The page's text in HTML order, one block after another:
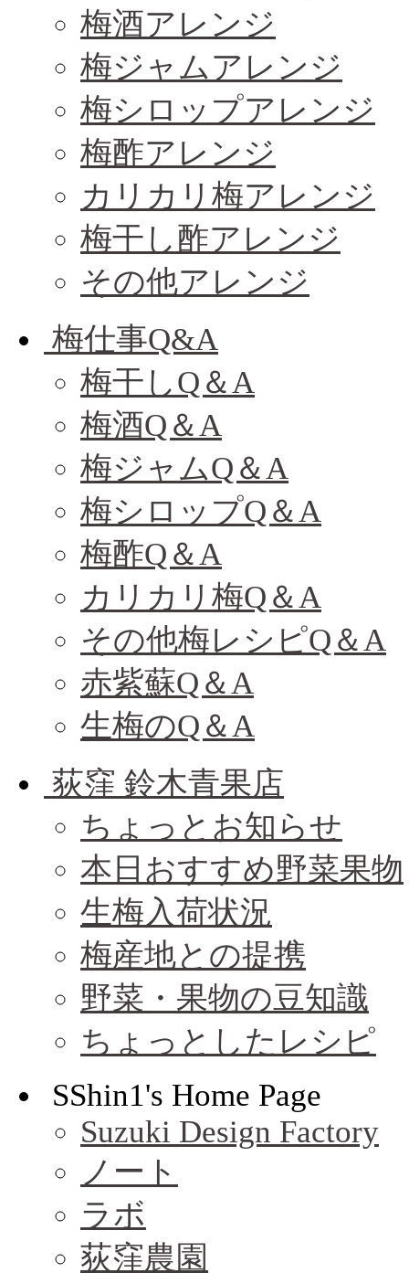
梅酒アレンジ
梅ジャムアレンジ
梅シロップアレンジ
梅酢アレンジ
カリカリ梅アレンジ
梅干し酢アレンジ
その他アレンジ
梅仕事Q&A
梅干しQ＆A
梅酒Q＆A
梅ジャムQ＆A
梅シロップQ＆A
梅酢Q＆A
カリカリ梅Q＆A
その他梅レシピQ＆A
赤紫蘇Q＆A
生梅のQ＆A
荻窪 鈴木青果店
ちょっとお知らせ
本日おすすめ野菜果物
生梅入荷状況
梅産地との提携
野菜・果物の豆知識
ちょっとしたレシピ
SShin1's Home Page
Suzuki Design Factory
ノート
ラボ
荻窪農園